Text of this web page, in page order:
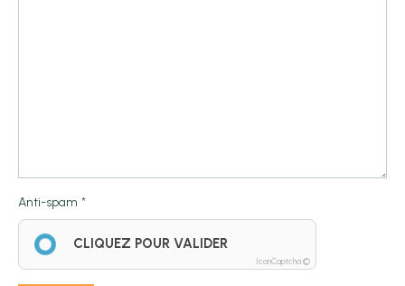
Anti-spam
CLIQUEZ POUR VALIDER
IconCaptcha ©